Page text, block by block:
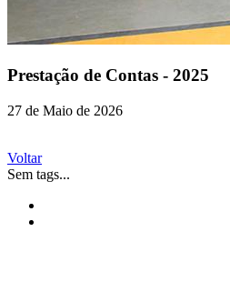
Prestação de Contas - 2025
27 de Maio de 2026
Voltar
Sem tags...